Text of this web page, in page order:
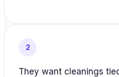
2
They want cleanings